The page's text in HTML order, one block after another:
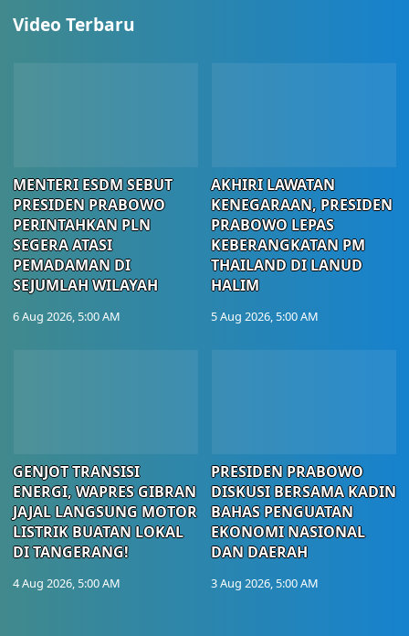
Video Terbaru
MENTERI ESDM SEBUT
PRESIDEN PRABOWO
PERINTAHKAN PLN
SEGERA ATASI
PEMADAMAN DI
SEJUMLAH WILAYAH
6 Aug 2026, 5:00 AM
AKHIRI LAWATAN
KENEGARAAN, PRESIDEN
PRABOWO LEPAS
KEBERANGKATAN PM
THAILAND DI LANUD
HALIM
5 Aug 2026, 5:00 AM
GENJOT TRANSISI
ENERGI, WAPRES GIBRAN
JAJAL LANGSUNG MOTOR
LISTRIK BUATAN LOKAL
DI TANGERANG!
4 Aug 2026, 5:00 AM
PRESIDEN PRABOWO
DISKUSI BERSAMA KADIN
BAHAS PENGUATAN
EKONOMI NASIONAL
DAN DAERAH
3 Aug 2026, 5:00 AM